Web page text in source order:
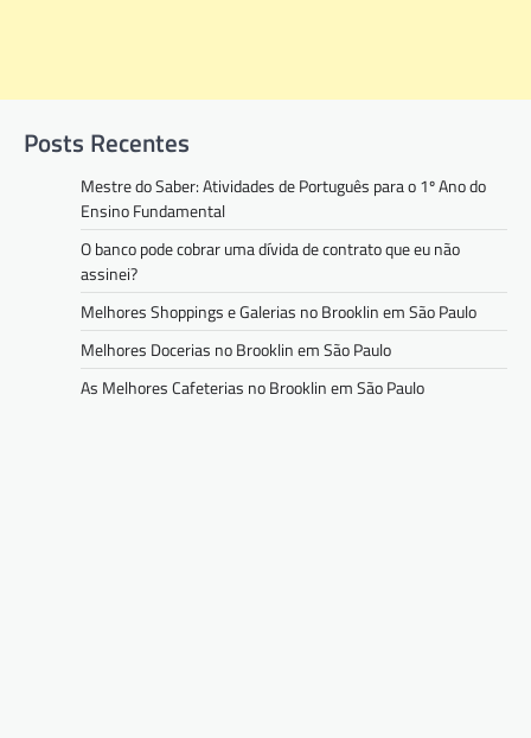
Posts Recentes
Mestre do Saber: Atividades de Português para o 1º Ano do
Ensino Fundamental
O banco pode cobrar uma dívida de contrato que eu não
assinei?
Melhores Shoppings e Galerias no Brooklin em São Paulo
Melhores Docerias no Brooklin em São Paulo
As Melhores Cafeterias no Brooklin em São Paulo